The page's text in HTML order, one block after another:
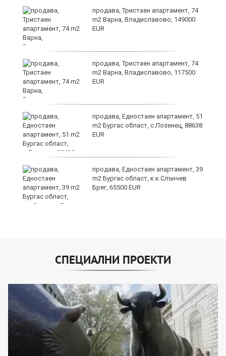
продава, Тристаен апартамент, 74
m2 Варна, Владиславово, 149000
EUR
продава, Тристаен апартамент, 74
m2 Варна, Владиславово, 117500
EUR
продава, Едностаен апартамент, 51
m2 Бургас област, с.Лозенец, 88638
EUR
продава, Едностаен апартамент, 39
m2 Бургас област, к.к.Слънчев
Бряг, 65500 EUR
СПЕЦИАЛНИ ПРОЕКТИ